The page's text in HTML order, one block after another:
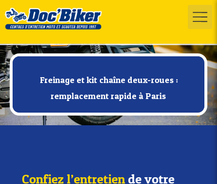
Freinage et kit chaîne deux-roues :
remplacement rapide à Paris
Confiez l’entretien de votre